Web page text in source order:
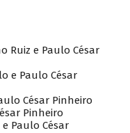
Ruiz e Paulo César
e Paulo César
César Pinheiro
Pinheiro
Paulo César